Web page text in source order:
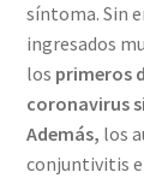
síntoma. Sin
ingresados
los primeros
coronavirus
Además, los
conjuntivitis